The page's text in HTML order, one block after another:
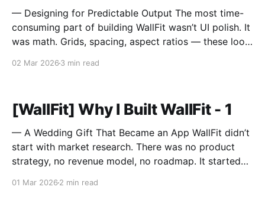
— Designing for Predictable Output The most time-
consuming part of building WallFit wasn’t UI polish. It
was math. Grids, spacing, aspect ratios — these look
02 Mar 2026 3 min read
[WallFit] Why I Built WallFit - 1
— A Wedding Gift That Became an App WallFit didn’t
start with market research. There was no product
strategy, no revenue model, no roadmap. It started
01 Mar 2026 2 min read